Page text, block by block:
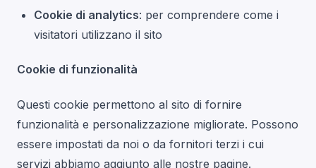
Cookie di analytics: per comprendere come i
visitatori utilizzano il sito
Cookie di funzionalità
Questi cookie permettono al sito di fornire
funzionalità e personalizzazione migliorate. Possono
essere impostati da noi o da fornitori terzi i cui
servizi abbiamo aggiunto alle nostre pagine.